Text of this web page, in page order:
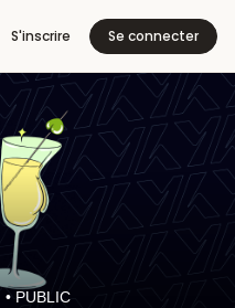
S'inscrire Se connecter
• PUBLIC